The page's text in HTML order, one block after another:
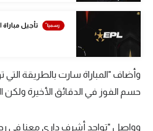
الوطن العربي
في المونديال
رياضة نسائية
آسيا
تأجيل
وأضاف "المباراة سارت بالطريقة
حسم الفوز في الدقائق الأخيرة ولكن
وواصل "تواجد أشرف داري معنا في